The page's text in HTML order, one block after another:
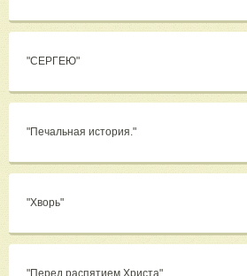
"СЕРГЕЮ"
"Печальная история."
"Хворь"
"Перед распятием Христа"